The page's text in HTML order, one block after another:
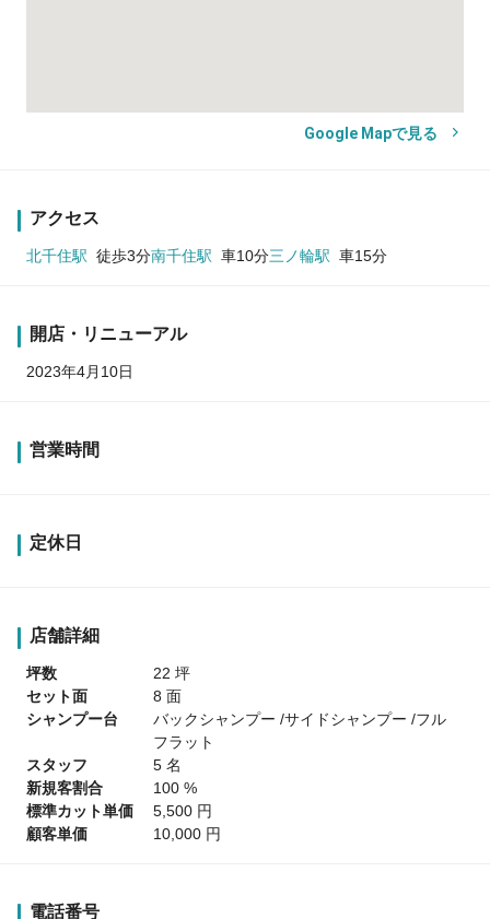
Google Mapで見る
アクセス
北千住駅 徒歩3分南千住駅 車10分三ノ輪駅 車15分
開店・リニューアル
2023年4月10日
営業時間
定休日
店舗詳細
坪数
22 坪
セット面
8 面
シャンプー台
バックシャンプー /サイドシャンプー /フル
フラット
スタッフ
5 名
新規客割合
100 %
標準カット単価
5,500 円
顧客単価
10,000 円
電話番号